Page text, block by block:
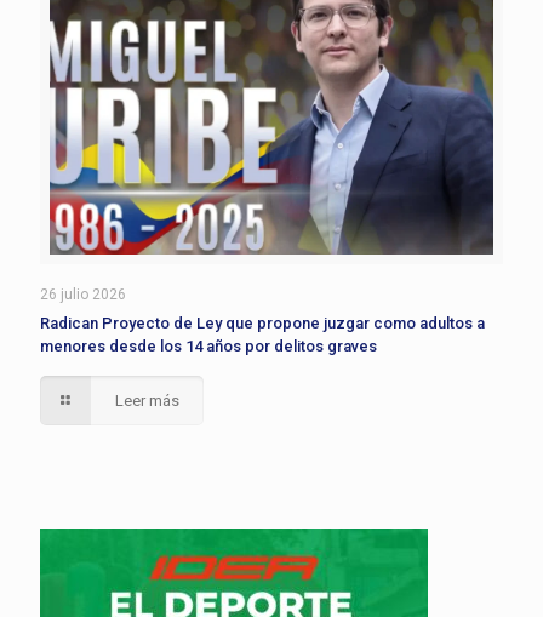
26 julio 2026
Radican Proyecto de Ley que propone juzgar como adultos a
menores desde los 14 años por delitos graves
Leer más